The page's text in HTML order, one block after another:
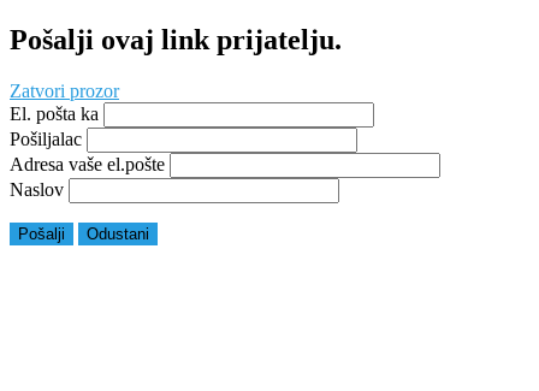
Pošalji ovaj link prijatelju.
Zatvori prozor
El. pošta ka
Pošiljalac
Adresa vaše el.pošte
Naslov
Pošalji Odustani